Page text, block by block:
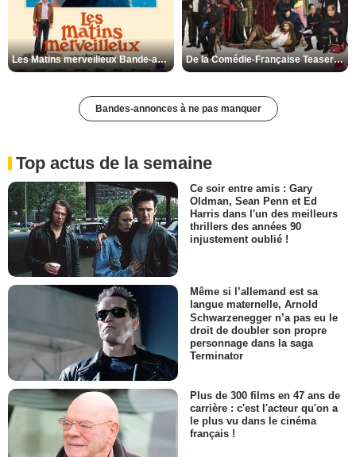
Les Matins merveilleux Bande-annonce VF De la Comédie-Française Teaser VF
Bandes-annonces à ne pas manquer
Top actus de la semaine
Ce soir entre amis : Gary
Oldman, Sean Penn et Ed
Harris dans l'un des meilleurs
thrillers des années 90
injustement oublié !
Même si l’allemand est sa
langue maternelle, Arnold
Schwarzenegger n’a pas eu le
droit de doubler son propre
personnage dans la saga
Terminator
Plus de 300 films en 47 ans de
carrière : c'est l'acteur qu'on a
le plus vu dans le cinéma
français !